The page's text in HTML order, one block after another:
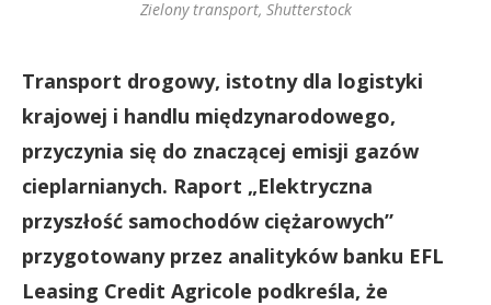
Zielony transport, Shutterstock
Transport drogowy, istotny dla logistyki
krajowej i handlu międzynarodowego,
przyczynia się do znaczącej emisji gazów
cieplarnianych. Raport „Elektryczna
przyszłość samochodów ciężarowych”
przygotowany przez analityków banku EFL
Leasing Credit Agricole podkreśla, że